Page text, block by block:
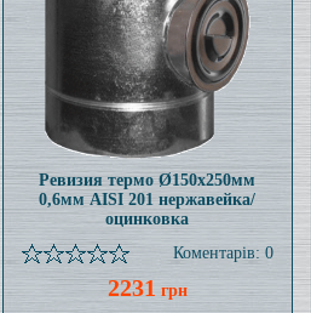
Ревизия термо Ø150x250мм
0,6мм AISI 201 нержавейка/
оцинковка
Коментарів: 0
2231 грн